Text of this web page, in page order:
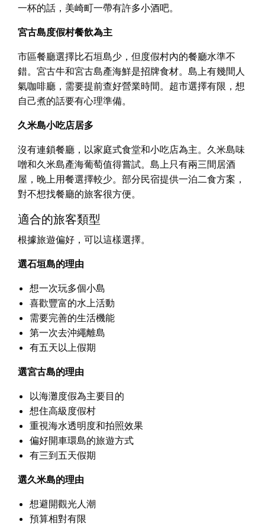
一杯的話，美崎町一帶有許多小酒吧。
宮古島度假村餐飲為主
市區餐廳選擇比石垣島少，但度假村內的餐廳水準不
錯。宮古牛和宮古島產海鮮是招牌食材。島上有幾間人
氣咖啡廳，需要提前查好營業時間。超市選擇有限，想
自己煮的話要有心理準備。
久米島小吃店居多
沒有連鎖餐廳，以家庭式食堂和小吃店為主。久米島味
噌和久米島產海葡萄值得嘗試。島上只有兩三間居酒
屋，晚上用餐選擇較少。部分民宿提供一泊二食方案，
對不想找餐廳的旅客很方便。
適合的旅客類型
根據旅遊偏好，可以這樣選擇。
選石垣島的理由
想一次玩多個小島
喜歡豐富的水上活動
需要完善的生活機能
第一次去沖繩離島
有五天以上假期
選宮古島的理由
以海灘度假為主要目的
想住高級度假村
重視海水透明度和拍照效果
偏好開車環島的旅遊方式
有三到五天假期
選久米島的理由
想避開觀光人潮
預算相對有限